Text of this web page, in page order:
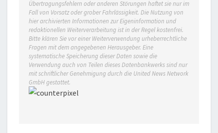
Übertragungsfehlern oder anderen Störungen haftet sie nur im
Fall von Vorsatz oder grober Fahrlässigkeit. Die Nutzung von
hier archivierten Informationen zur Eigeninformation und
redaktionellen Weiterverarbeitung ist in der Regel kostenfrei.
Bitte klären Sie vor einer Weiterverwendung urheberrechtliche
Fragen mit dem angegebenen Herausgeber. Eine
systematische Speicherung dieser Daten sowie die
Verwendung auch von Teilen dieses Datenbankwerks sind nur
mit schriftlicher Genehmigung durch die United News Network
GmbH gestattet.